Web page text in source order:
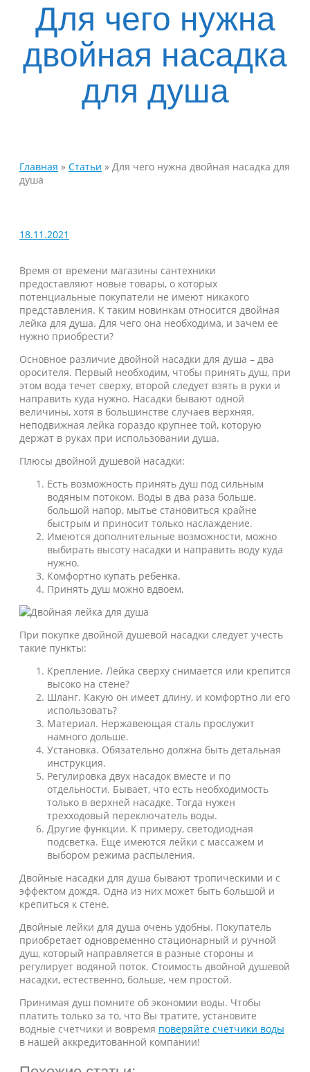
Для чего нужна
двойная насадка
для душа
Главная » Статьи » Для чего нужна двойная насадка для
душа
18.11.2021
Время от времени магазины сантехники
предоставляют новые товары, о которых
потенциальные покупатели не имеют никакого
представления. К таким новинкам относится двойная
лейка для душа. Для чего она необходима, и зачем ее
нужно приобрести?
Основное различие двойной насадки для душа – два
оросителя. Первый необходим, чтобы принять душ, при
этом вода течет сверху, второй следует взять в руки и
направить куда нужно. Насадки бывают одной
величины, хотя в большинстве случаев верхняя,
неподвижная лейка гораздо крупнее той, которую
держат в руках при использовании душа.
Плюсы двойной душевой насадки:
Есть возможность принять душ под сильным
водяным потоком. Воды в два раза больше,
большой напор, мытье становиться крайне
быстрым и приносит только наслаждение.
Имеются дополнительные возможности, можно
выбирать высоту насадки и направить воду куда
нужно.
Комфортно купать ребенка.
Принять душ можно вдвоем.
При покупке двойной душевой насадки следует учесть
такие пункты:
Крепление. Лейка сверху снимается или крепится
высоко на стене?
Шланг. Какую он имеет длину, и комфортно ли его
использовать?
Материал. Нержавеющая сталь прослужит
намного дольше.
Установка. Обязательно должна быть детальная
инструкция.
Регулировка двух насадок вместе и по
отдельности. Бывает, что есть необходимость
только в верхней насадке. Тогда нужен
трeхходовый переключатель воды.
Другие функции. К примеру, светодиодная
подсветка. Еще имеются лейки с массажем и
выбором режима распыления.
Двойные насадки для душа бывают тропическими и с
эффектом дождя. Одна из них может быть большой и
крепиться к стене.
Двойные лейки для душа очень удобны. Покупатель
приобретает одновременно стационарный и ручной
душ, который направляется в разные стороны и
регулирует водяной поток. Стоимость двойной душевой
насадки, естественно, больше, чем простой.
Принимая душ помните об экономии воды. Чтобы
платить только за то, что Вы тратите, установите
водные счетчики и вовремя поверяйте счетчики воды
в нашей аккредитованной компании!